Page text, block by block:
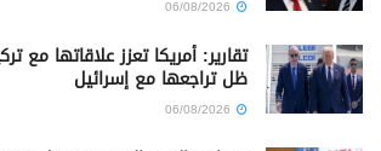
تقارير: أمريكا تعزز علاقاتها مع
ظل تراجعها مع إسرائيل